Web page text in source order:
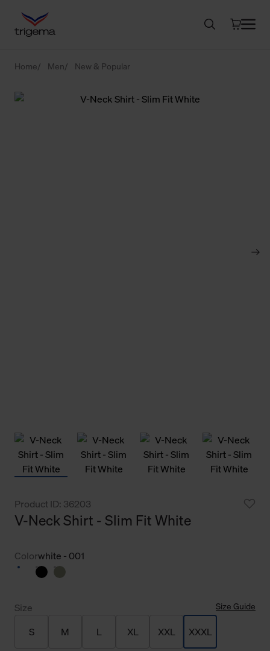
Home Men New & Popular
Product ID: 36203
V-Neck Shirt - Slim Fit White
Colorwhite - 001
Size Size Guide
S M L XL XXL XXXL